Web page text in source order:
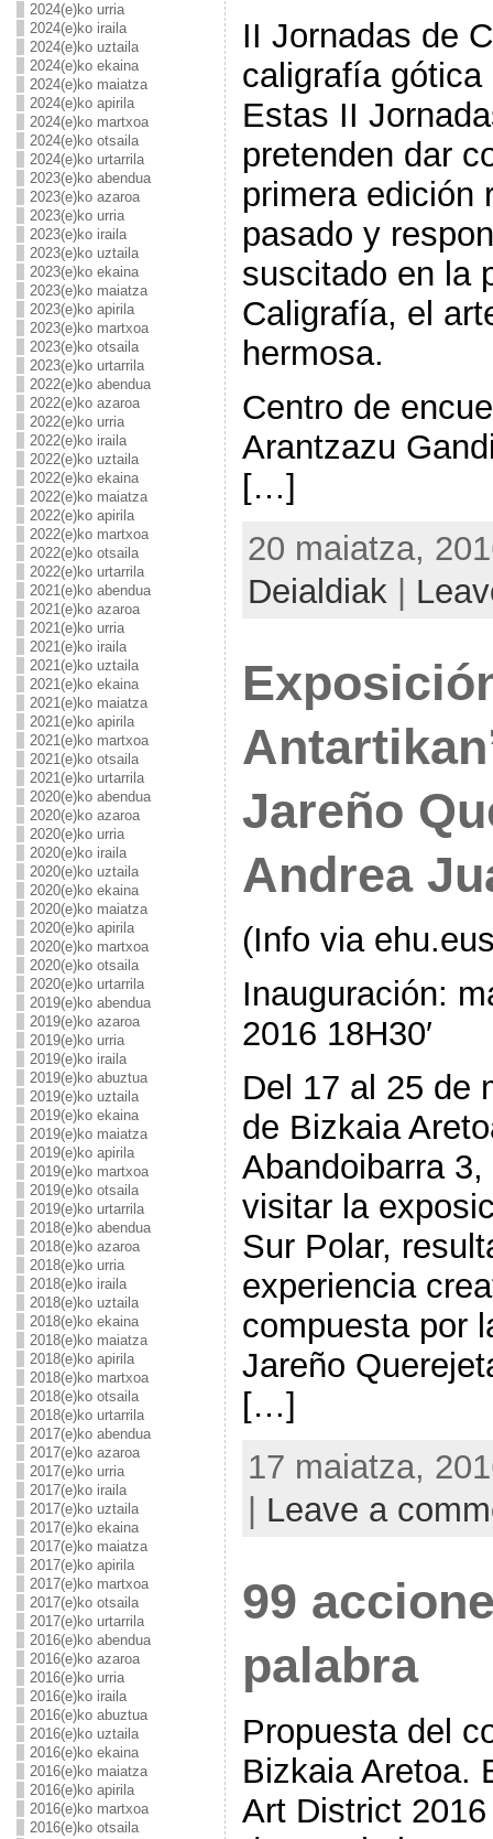
2024(e)ko urria
2024(e)ko iraila
2024(e)ko uztaila
2024(e)ko ekaina
2024(e)ko maiatza
2024(e)ko apirila
2024(e)ko martxoa
2024(e)ko otsaila
2024(e)ko urtarrila
2023(e)ko abendua
2023(e)ko azaroa
2023(e)ko urria
2023(e)ko iraila
2023(e)ko uztaila
2023(e)ko ekaina
2023(e)ko maiatza
2023(e)ko apirila
2023(e)ko martxoa
2023(e)ko otsaila
2023(e)ko urtarrila
2022(e)ko abendua
2022(e)ko azaroa
2022(e)ko urria
2022(e)ko iraila
2022(e)ko uztaila
2022(e)ko ekaina
2022(e)ko maiatza
2022(e)ko apirila
2022(e)ko martxoa
2022(e)ko otsaila
2022(e)ko urtarrila
2021(e)ko abendua
2021(e)ko azaroa
2021(e)ko urria
2021(e)ko iraila
2021(e)ko uztaila
2021(e)ko ekaina
2021(e)ko maiatza
2021(e)ko apirila
2021(e)ko martxoa
2021(e)ko otsaila
2021(e)ko urtarrila
2020(e)ko abendua
2020(e)ko azaroa
2020(e)ko urria
2020(e)ko iraila
2020(e)ko uztaila
2020(e)ko ekaina
2020(e)ko maiatza
2020(e)ko apirila
2020(e)ko martxoa
2020(e)ko otsaila
2020(e)ko urtarrila
2019(e)ko abendua
2019(e)ko azaroa
2019(e)ko urria
2019(e)ko iraila
2019(e)ko abuztua
2019(e)ko uztaila
2019(e)ko ekaina
2019(e)ko maiatza
2019(e)ko apirila
2019(e)ko martxoa
2019(e)ko otsaila
2019(e)ko urtarrila
2018(e)ko abendua
2018(e)ko azaroa
2018(e)ko urria
2018(e)ko iraila
2018(e)ko uztaila
2018(e)ko ekaina
2018(e)ko maiatza
2018(e)ko apirila
2018(e)ko martxoa
2018(e)ko otsaila
2018(e)ko urtarrila
2017(e)ko abendua
2017(e)ko azaroa
2017(e)ko urria
2017(e)ko iraila
2017(e)ko uztaila
2017(e)ko ekaina
2017(e)ko maiatza
2017(e)ko apirila
2017(e)ko martxoa
2017(e)ko otsaila
2017(e)ko urtarrila
2016(e)ko abendua
2016(e)ko azaroa
2016(e)ko urria
2016(e)ko iraila
2016(e)ko abuztua
2016(e)ko uztaila
2016(e)ko ekaina
2016(e)ko maiatza
2016(e)ko apirila
2016(e)ko martxoa
2016(e)ko otsaila
II Jornadas de
caligrafía
Estas II
pretenden dar
primera edición
pasado y
suscitado en la
Caligrafía, el
hermosa.
Centro de
Arantzazu
[…]
20 maiatza,
Deialdiak |
Jareño
Andrea
(Info via
Inauguración:
2016 18H30′
Del 17 al 25 de
de Bizkaia
Abandoibarra
visitar la
Sur Polar,
experiencia
compuesta por
Jareño
[…]
17 maiatza,
Leave a
99
palabra
Propuesta del
Bizkaia Aretoa.
Art District